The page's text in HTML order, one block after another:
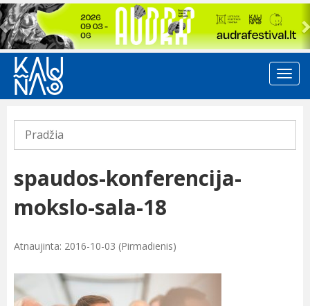
Previous
Pradžia
spaudos-konferencija-
mokslo-sala-18
Atnaujinta: 2016-10-03 (Pirmadienis)